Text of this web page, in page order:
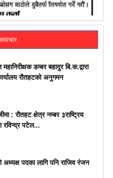
डम्बर बहादुर बि.क.द्वारा
रौतहटको अनुगमन
: रौतहट क्षेत्र नम्बर ३राष्ट्रिय
रविन्द्र पटेल...
पदका लागि पनि राजिव रंजन